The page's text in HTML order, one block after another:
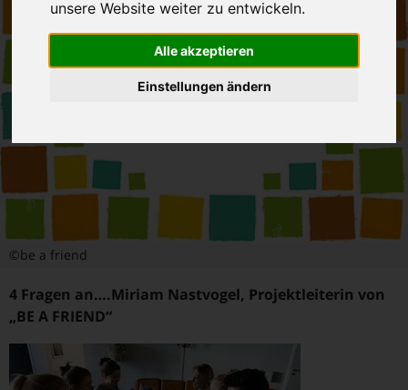
unsere Website weiter zu entwickeln.
Alle akzeptieren
Einstellungen ändern
©be a friend
4 Fragen an….Miriam Nastvogel, Projektleiterin von
„BE A FRIEND“